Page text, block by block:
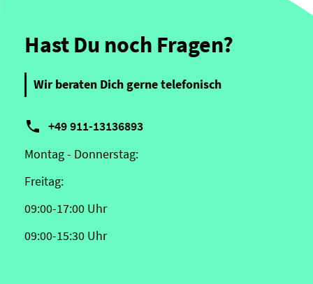
Hast Du noch Fragen?
Wir beraten Dich gerne telefonisch
 +49 911-13136893
Montag - Donnerstag:
Freitag:
09:00-17:00 Uhr
09:00-15:30 Uhr